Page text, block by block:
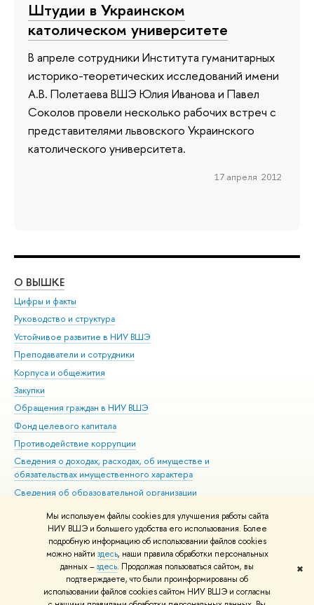
Мы используем файлы cookies для улучшения работы сайта
НИУ ВШЭ и большего удобства его использования. Более
подробную информацию об использовании файлов cookies
можно найти здесь, наши правила обработки персональных
данных –здесь. Продолжая пользоваться сайтом, вы
подтверждаете, что были проинформированы об
использовании файлов cookies сайтом НИУ ВШЭ и согласны
✖
Штудии в Украинском
католическом университете
В апреле сотрудники Института гуманитарных
историко-теоретических исследований имени
А.В. Полетаева ВШЭ Юлия Иванова и Павел
Соколов провели несколько рабочих встреч с
представителями львовского Украинского
католического университета.
17 апреля 2012
О ВЫШКЕ
Цифры и факты
Руководство и структура
Устойчивое развитие в НИУ ВШЭ
Преподаватели и сотрудники
Корпуса и общежития
Закупки
Обращения граждан в НИУ ВШЭ
Фонд целевого капитала
Противодействие коррупции
Сведения о доходах, расходах, об имуществе и
обязательствах имущественного характера
Сведения об образовательной организации
Людям с ограниченными возможностями здоровья
Единая платежная страница
Работа в Вышке
© НИУ ВШЭ 1993–2026 Адреса и контакты Условия использования